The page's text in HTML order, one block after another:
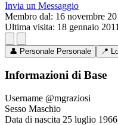
Invia un Messaggio
Membro dal: 16 novembre
Ultima visita: 18 gennaio
👤 Personale Personale 📍
Informazioni di Base
Username @mgraziosi
Sesso Maschio
Data di nascita 25 luglio